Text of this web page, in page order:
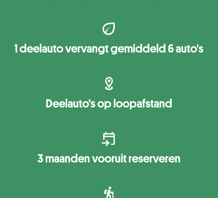
1 deelauto vervangt gemiddeld 6 auto's
Deelauto's op loopafstand
3 maanden vooruit reserveren